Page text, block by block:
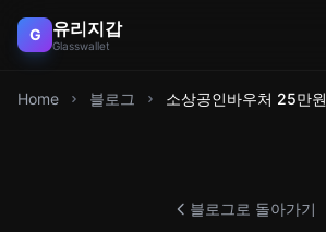
G 유리지갑
Glasswallet
Home 블로그 소상공인바우처 25만원
블로그로 돌아가기